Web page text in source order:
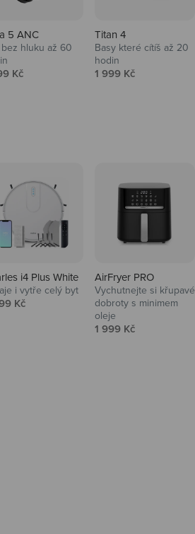
5 ANC
bez hluku až 60
cena
Kč
Titan 4
Basy které cítíš až 20
hodin
Prodejní cena
1 999 Kč
i4 Plus White
i vytře celý byt
cena
Kč
AirFryer PRO
Vychutnejte si křupavé
dobroty s minimem
oleje
Prodejní cena
1 999 Kč
repráky ti